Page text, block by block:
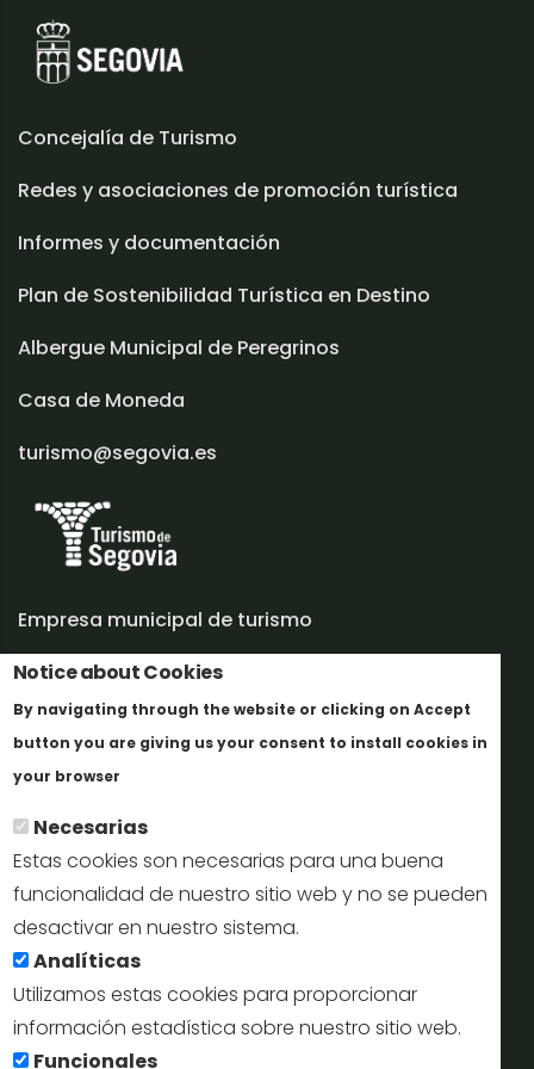
Notice about Cookies
By navigating through the website or clicking on Accept
button you are giving us your consent to install cookies in
your browser
Necesarias
Estas cookies son necesarias para una buena
funcionalidad de nuestro sitio web y no se pueden
desactivar en nuestro sistema.
Analíticas
Utilizamos estas cookies para proporcionar
información estadística sobre nuestro sitio web.
Funcionales
Concejalía de Turismo
Redes y asociaciones de promoción turística
Informes y documentación
Plan de Sostenibilidad Turística en Destino
Albergue Municipal de Peregrinos
Casa de Moneda
turismo@segovia.es
Empresa municipal de turismo
Trabaja con nosotros
Informes y documentación
Perfil del contratante
Oficinas de Turismo
reservas@turismodesegovia.com
info@turismodesegovia.com
Aviso legal |